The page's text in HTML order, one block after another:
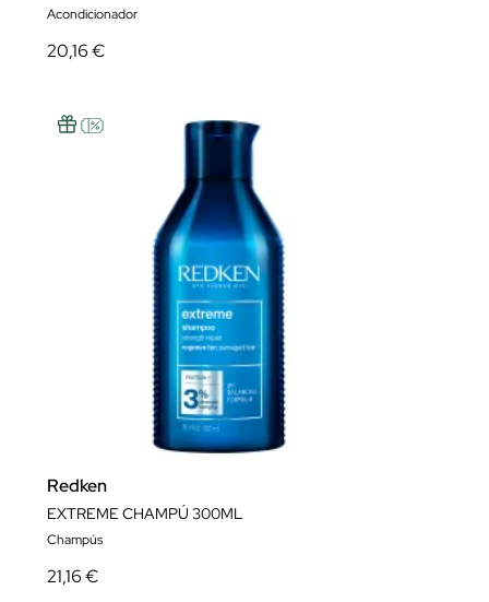
Acondicionador
20,16 €
Redken
EXTREME CHAMPÚ 300ML
Champús
21,16 €